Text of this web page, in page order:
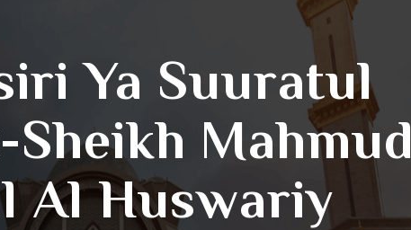
Ya Suuratul
Sheikh Mahmud
Al Huswariy